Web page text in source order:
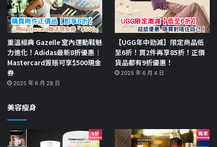
重溫經典 Gazelle 室內運動鞋魅
力進化！Adidas最新8折優惠｜
Mastercard簽賬可享$500現金
券
2025 年 6 月 28 日
【UGG年中勁減】限定商品低
至6折！買2件再享85折！正價
貨品都有9折優惠！
2025 年 6 月 4 日
美容瘦身